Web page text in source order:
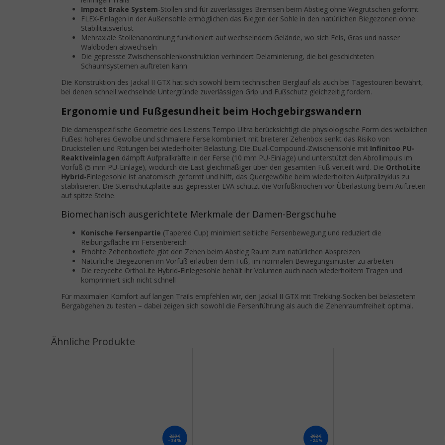
Impact Brake System-Stollen sind für zuverlässiges Bremsen beim Abstieg ohne Wegrutschen geformt
FLEX-Einlagen in der Außensohle ermöglichen das Biegen der Sohle in den natürlichen Biegezonen ohne
Stabilitätsverlust
Mehraxiale Stollenanordnung funktioniert auf wechselndem Gelände, wo sich Fels, Gras und nasser
Waldboden abwechseln
Die gepresste Zwischensohlenkonstruktion verhindert Delaminierung, die bei geschichteten
Schaumsystemen auftreten kann
Die Konstruktion des Jackal II GTX hat sich sowohl beim technischen Berglauf als auch bei Tagestouren bewährt,
bei denen schnell wechselnde Untergründe zuverlässigen Grip und Fußschutz gleichzeitig fordern.
Ergonomie und Fußgesundheit beim Hochgebirgswandern
Die damenspezifische Geometrie des Leistens Tempo Ultra berücksichtigt die physiologische Form des weiblichen
Fußes: höheres Gewölbe und schmalere Ferse kombiniert mit breiterer Zehenbox senkt das Risiko von
Druckstellen und Rötungen bei wiederholter Belastung. Die Dual-Compound-Zwischensohle mit Infinitoo PU-
Reaktiveinlagen dämpft Aufprallkräfte in der Ferse (10 mm PU-Einlage) und unterstützt den Abrollimpuls im
Vorfuß (5 mm PU-Einlage), wodurch die Last gleichmäßiger über den gesamten Fuß verteilt wird. Die OrthoLite
Hybrid-Einlegesohle ist anatomisch geformt und hilft, das Quergewölbe beim wiederholten Aufprallzyklus zu
stabilisieren. Die Steinschutzplatte aus gepresster EVA schützt die Vorfußknochen vor Überlastung beim Auftreten
auf spitze Steine.
Biomechanisch ausgerichtete Merkmale der Damen-Bergschuhe
Konische Fersenpartie (Tapered Cup) minimiert seitliche Fersenbewegung und reduziert die
Reibungsfläche im Fersenbereich
Erhöhte Zehenboxtiefe gibt den Zehen beim Abstieg Raum zum natürlichen Abspreizen
Natürliche Biegezonen im Vorfuß erlauben dem Fuß, im normalen Bewegungsmuster zu arbeiten
Die recycelte OrthoLite Hybrid-Einlegesohle behält ihr Volumen auch nach wiederholtem Tragen und
komprimiert sich nicht schnell
Für maximalen Komfort auf langen Trails empfehlen wir, den Jackal II GTX mit Trekking-Socken bei belastetem
Bergabgehen zu testen – dabei zeigen sich sowohl die Fersenführung als auch die Zehenraumfreiheit optimal.
223 €
–34 %
202 €
–24 %